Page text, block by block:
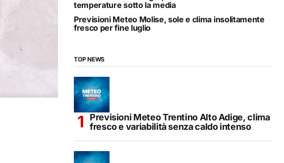
temperature sotto la media
Previsioni Meteo Molise, sole e clima insolitamente
fresco per fine luglio
TOP NEWS
Previsioni Meteo Trentino Alto Adige, clima
fresco e variabilità senza caldo intenso